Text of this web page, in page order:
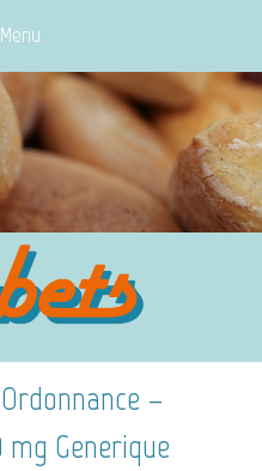
Menu
–
Generique